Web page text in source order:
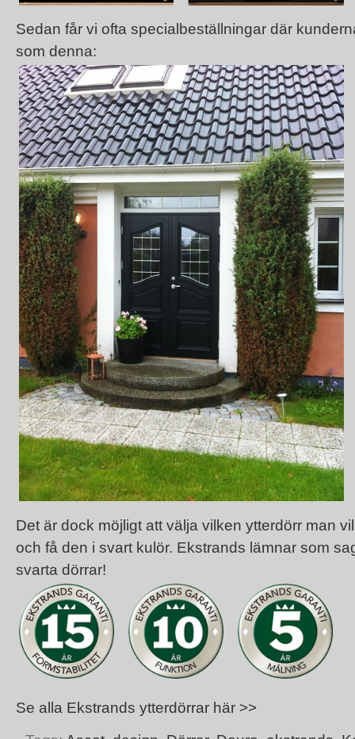
Sedan får vi ofta specialbeställningar där
som denna:
Det är dock möjligt att välja vilken ytterdörr man
och få den i svart kulör. Ekstrands lämnar som
svarta dörrar!
Se alla Ekstrands ytterdörrar här >>